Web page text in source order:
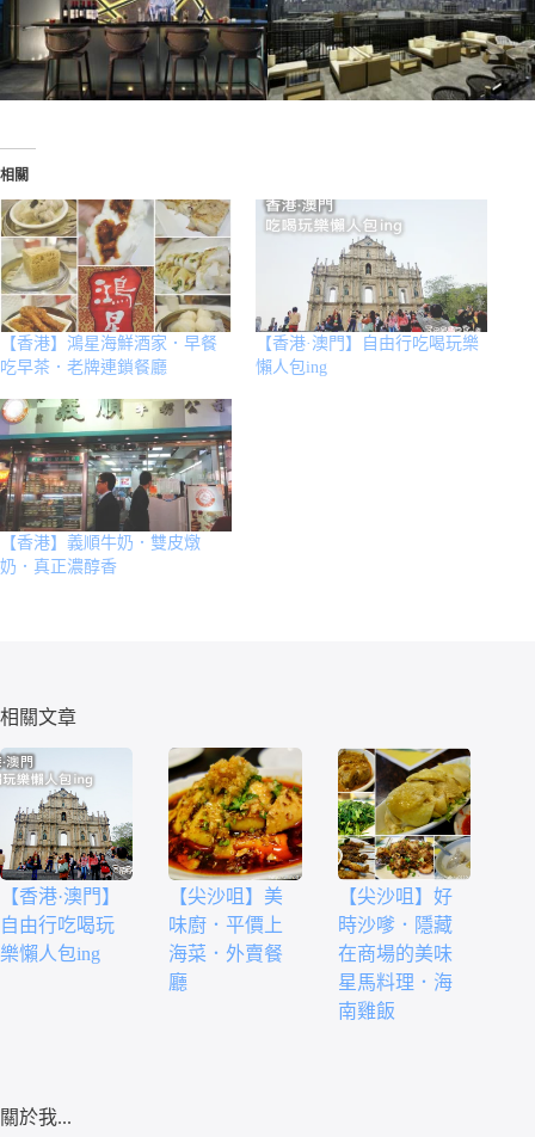
相關
【香港】鴻星海鮮酒家．早餐
吃早茶．老牌連鎖餐廳
【香港·澳門】自由行吃喝玩樂
懶人包ing
【香港】義順牛奶．雙皮燉
奶．真正濃醇香
相關文章
【香港·澳門】
自由行吃喝玩
樂懶人包ing
【尖沙咀】美
味廚．平價上
海菜．外賣餐
廳
【尖沙咀】好
時沙嗲．隱藏
在商場的美味
星馬料理．海
南雞飯
關於我...